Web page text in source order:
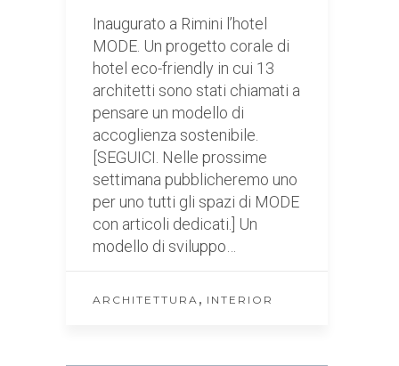
Inaugurato a Rimini l’hotel
MODE. Un progetto corale di
hotel eco-friendly in cui 13
architetti sono stati chiamati a
pensare un modello di
accoglienza sostenibile.
[SEGUICI. Nelle prossime
settimana pubblicheremo uno
per uno tutti gli spazi di MODE
con articoli dedicati.] Un
modello di sviluppo…
ARCHITETTURA , INTERIOR